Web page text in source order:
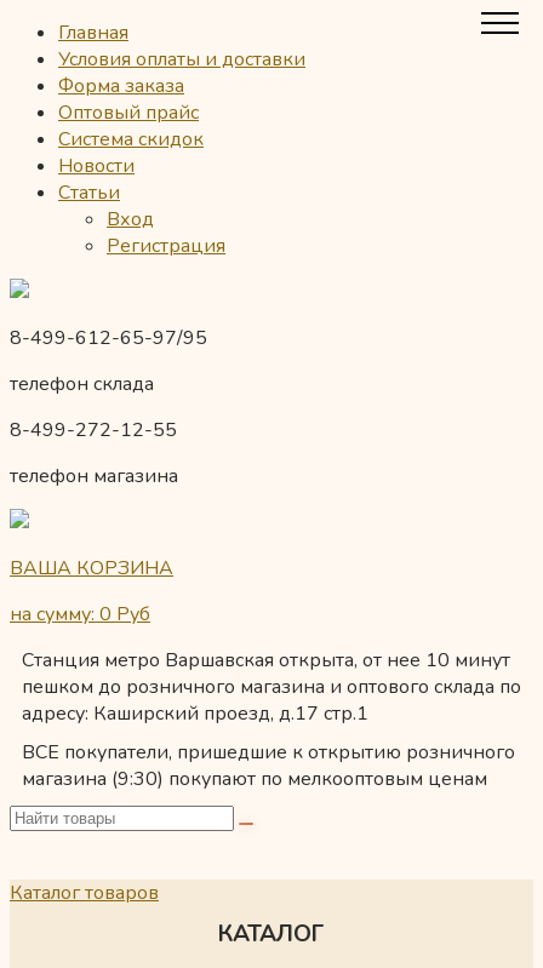
Главная
Условия оплаты и доставки
Форма заказа
Оптовый прайс
Система скидок
Новости
Статьи
Вход
Регистрация
8-499-612-65-97/95
телефон склада
8-499-272-12-55
телефон магазина
ВАША КОРЗИНА
на сумму: 0 Руб
Станция метро Варшавская открыта, от нее 10 минут
пешком до розничного магазина и оптового склада по
адресу: Каширский проезд, д.17 стр.1
ВСЕ покупатели, пришедшие к открытию розничного
магазина (9:30) покупают по мелкооптовым ценам
Каталог товаров
КАТАЛОГ